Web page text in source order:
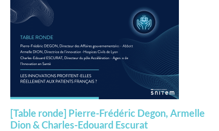
[Table ronde] Pierre-Frédéric Degon, Armelle
Dion & Charles-Edouard Escurat